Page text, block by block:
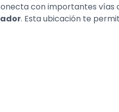
con importantes vías
. Esta ubicación te